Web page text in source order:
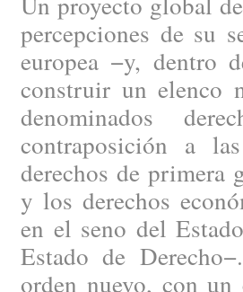
percepciones de su
europea −y, dentro
construir un elenco
denominados
contraposición a
derechos de primera
y los derechos
en el seno del
Estado de
orden nuevo, con